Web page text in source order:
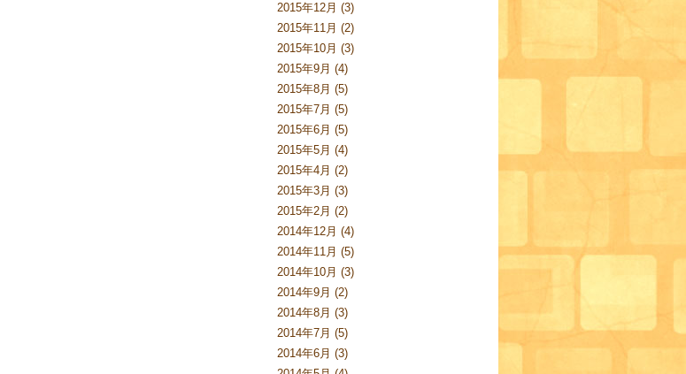
2015年12月 (3)
2015年11月 (2)
2015年10月 (3)
2015年9月 (4)
2015年8月 (5)
2015年7月 (5)
2015年6月 (5)
2015年5月 (4)
2015年4月 (2)
2015年3月 (3)
2015年2月 (2)
2014年12月 (4)
2014年11月 (5)
2014年10月 (3)
2014年9月 (2)
2014年8月 (3)
2014年7月 (5)
2014年6月 (3)